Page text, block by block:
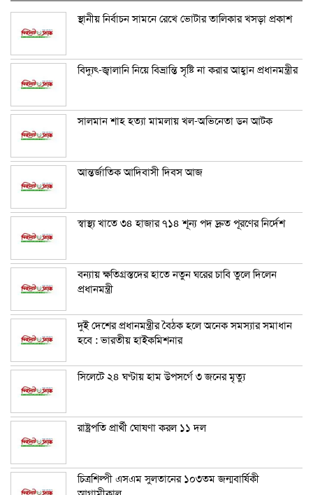
স্থানীয় নির্বাচন সামনে রেখে ভোটার তালিকার খসড়া প্রকাশ
বিদ্যুৎ-জ্বালানি নিয়ে বিভ্রান্তি সৃষ্টি না করার আহ্বান প্রধানমন্ত্রীর
সালমান শাহ হত্যা মামলায় খল-অভিনেতা ডন আটক
আন্তর্জাতিক আদিবাসী দিবস আজ
স্বাস্থ্য খাতে ৩৪ হাজার ৭১৪ শূন্য পদ দ্রুত পূরণের নির্দেশ
বন্যায় ক্ষতিগ্রস্তদের হাতে নতুন ঘরের চাবি তুলে দিলেন
প্রধানমন্ত্রী
দুই দেশের প্রধানমন্ত্রীর বৈঠক হলে অনেক সমস্যার সমাধান
হবে : ভারতীয় হাইকমিশনার
সিলেটে ২৪ ঘণ্টায় হাম উপসর্গে ৩ জনের মৃত্যু
রাষ্ট্রপতি প্রার্থী ঘোষণা করল ১১ দল
চিত্রশিল্পী এসএম সুলতানের ১০৩তম জন্মবার্ষিকী